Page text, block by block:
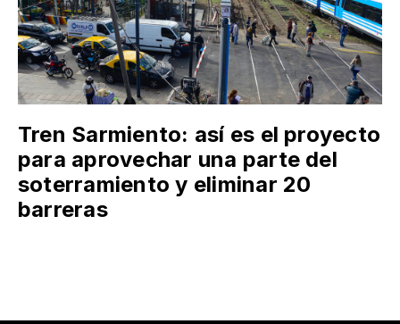
Tren Sarmiento: así es el proyecto
para aprovechar una parte del
soterramiento y eliminar 20
barreras